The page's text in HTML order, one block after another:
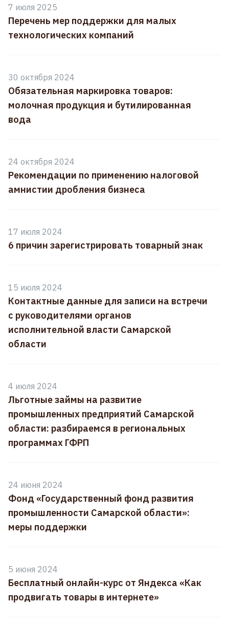
7 июля 2025
Перечень мер поддержки для малых
технологических компаний
30 октября 2024
Обязательная маркировка товаров:
молочная продукция и бутилированная
вода
24 октября 2024
Рекомендации по применению налоговой
амнистии дробления бизнеса
17 июля 2024
6 причин зарегистрировать товарный знак
15 июля 2024
Контактные данные для записи на встречи
с руководителями органов
исполнительной власти Самарской
области
4 июля 2024
Льготные займы на развитие
промышленных предприятий Самарской
области: разбираемся в региональных
программах ГФРП
24 июня 2024
Фонд «Государственный фонд развития
промышленности Самарской области»:
меры поддержки
5 июня 2024
Бесплатный онлайн-курс от Яндекса «Как
продвигать товары в интернете»